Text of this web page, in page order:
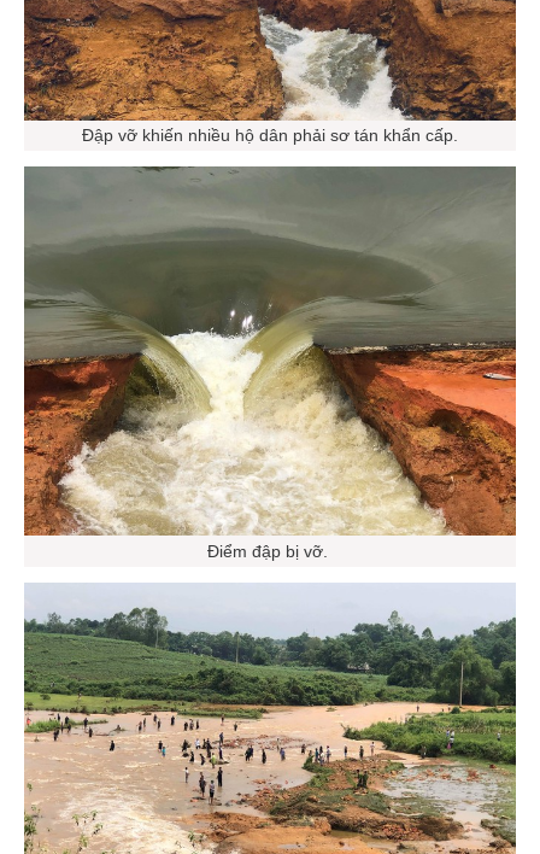
Đập vỡ khiến nhiều hộ dân phải sơ tán khẩn cấp.
Điểm đập bị vỡ.